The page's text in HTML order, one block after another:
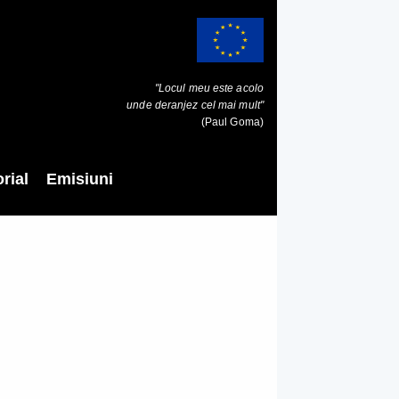
"Locul meu este acolo
unde deranjez cel mai mult"
(Paul Goma)
Emisiuni